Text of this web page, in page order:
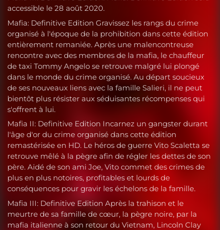
accessible le 28 août 2020.
Mafia: Definitive Edition Gravissez les rangs du crime
organisé à l'époque de la prohibition dans cette édition
entièrement remaniée. Après une malencontreuse
rencontre avec des membres de la mafia, le chauffeur
de taxi Tommy Angelo se retrouve malgré lui plongé
dans le monde du crime organisé. Au départ soucieux
de ses nouveaux liens avec la famille Salieri, il ne peut
bientôt plus résister aux séduisantes récompenses qui
s'offrent à lui.
Mafia II: Definitive Edition Incarnez un gangster durant
l'âge d'or du crime organisé dans cette édition
remastérisée en HD. Le héros de guerre Vito Scaletta se
retrouve mêlé à la pègre afin de régler les dettes de son
père. Aidé de son ami Joe, Vito commet des crimes de
plus en plus notoires, profitables et lourds de
conséquences pour gravir les échelons de la famille.
Mafia III: Definitive Edition Après la trahison et le
meurtre de sa famille de cœur, la pègre noire, par la
mafia italienne à son retour du Vietnam, Lincoln Clay